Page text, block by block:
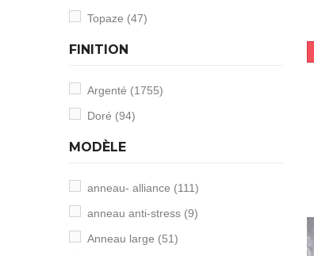
Topaze (47)
FINITION
Argenté (1755)
Doré (94)
MODÈLE
anneau- alliance (111)
anneau anti-stress (9)
Anneau large (51)